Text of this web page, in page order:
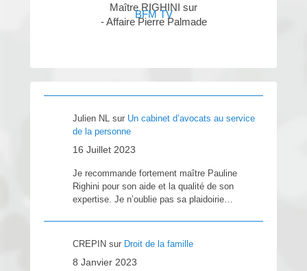
Maître RIGHINI sur
BFM TV
- Affaire Pierre Palmade
Julien NL sur Un cabinet d’avocats au service
de la personne
16 Juillet 2023
Je recommande fortement maître Pauline
Righini pour son aide et la qualité de son
expertise. Je n’oublie pas sa plaidoirie…
CREPIN sur Droit de la famille
8 Janvier 2023